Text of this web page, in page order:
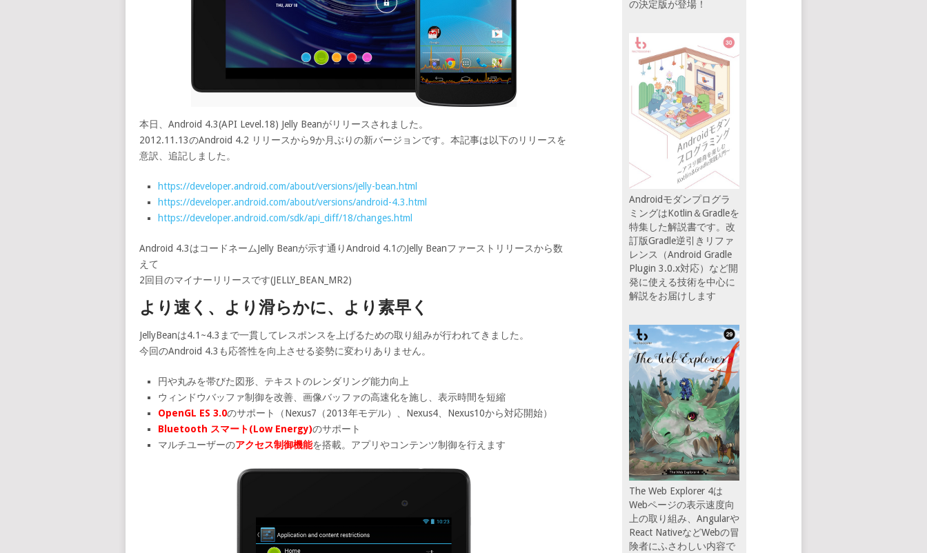
本日、Android 4.3(API Level.18) Jelly Beanがリリースされました。
2012.11.13のAndroid 4.2 リリースから9か月ぶりの新バージョンです。本記事は以下のリリースを
意訳、追記しました。
https://developer.android.com/about/versions/jelly-bean.html
https://developer.android.com/about/versions/android-4.3.html
https://developer.android.com/sdk/api_diff/18/changes.html
Android 4.3はコードネームJelly Beanが示す通りAndroid 4.1のJelly Beanファーストリリースから数
えて
2回目のマイナーリリースです(JELLY_BEAN_MR2)
より速く、より滑らかに、より素早く
JellyBeanは4.1~4.3まで一貫してレスポンスを上げるための取り組みが行われてきました。
今回のAndroid 4.3も応答性を向上させる姿勢に変わりありません。
円や丸みを帯びた図形、テキストのレンダリング能力向上
ウィンドウバッファ制御を改善、画像バッファの高速化を施し、表示時間を短縮
OpenGL ES 3.0のサポート（Nexus7（2013年モデル）、Nexus4、Nexus10から対応開始）
Bluetooth スマート(Low Energy)のサポート
マルチユーザーのアクセス制御機能を搭載。アプリやコンテンツ制御を行えます
の決定版が登場！
Androidモダンプログラ
ミングはKotlin＆Gradleを
特集した解説書です。改
訂版Gradle逆引きリファ
レンス（Android Gradle
Plugin 3.0.x対応）など開
発に使える技術を中心に
解説をお届けします
The Web Explorer 4は
Webページの表示速度向
上の取り組み、Angularや
React NativeなどWebの冒
険者にふさわしい内容で